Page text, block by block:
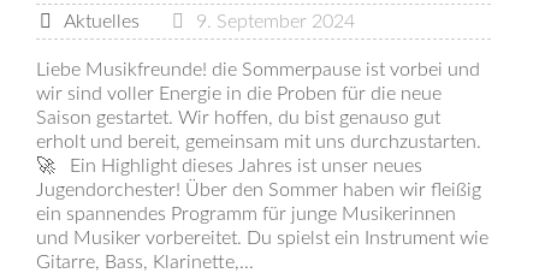
Aktuelles 9. September 2024
Liebe Musikfreunde! die Sommerpause ist vorbei und
wir sind voller Energie in die Proben für die neue
Saison gestartet. Wir hoffen, du bist genauso gut
erholt und bereit, gemeinsam mit uns durchzustarten.
🚀 Ein Highlight dieses Jahres ist unser neues
Jugendorchester! Über den Sommer haben wir fleißig
ein spannendes Programm für junge Musikerinnen
und Musiker vorbereitet. Du spielst ein Instrument wie
Gitarre, Bass, Klarinette,...